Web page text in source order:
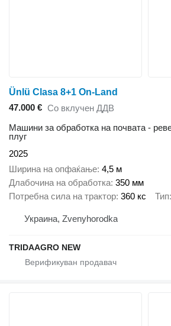
Ünlü Clasa 8+1 On-Land
47.000 € Со вклучен ДДВ
Машини за обработка на почвата -
плуг
2025
Ширина на опфаќање 4,5 м
Длабочина на обработка 350 мм
Потребна сила на трактор 360 кс Тип
Украина, Zvenyhorodka
TRIDAAGRO NEW